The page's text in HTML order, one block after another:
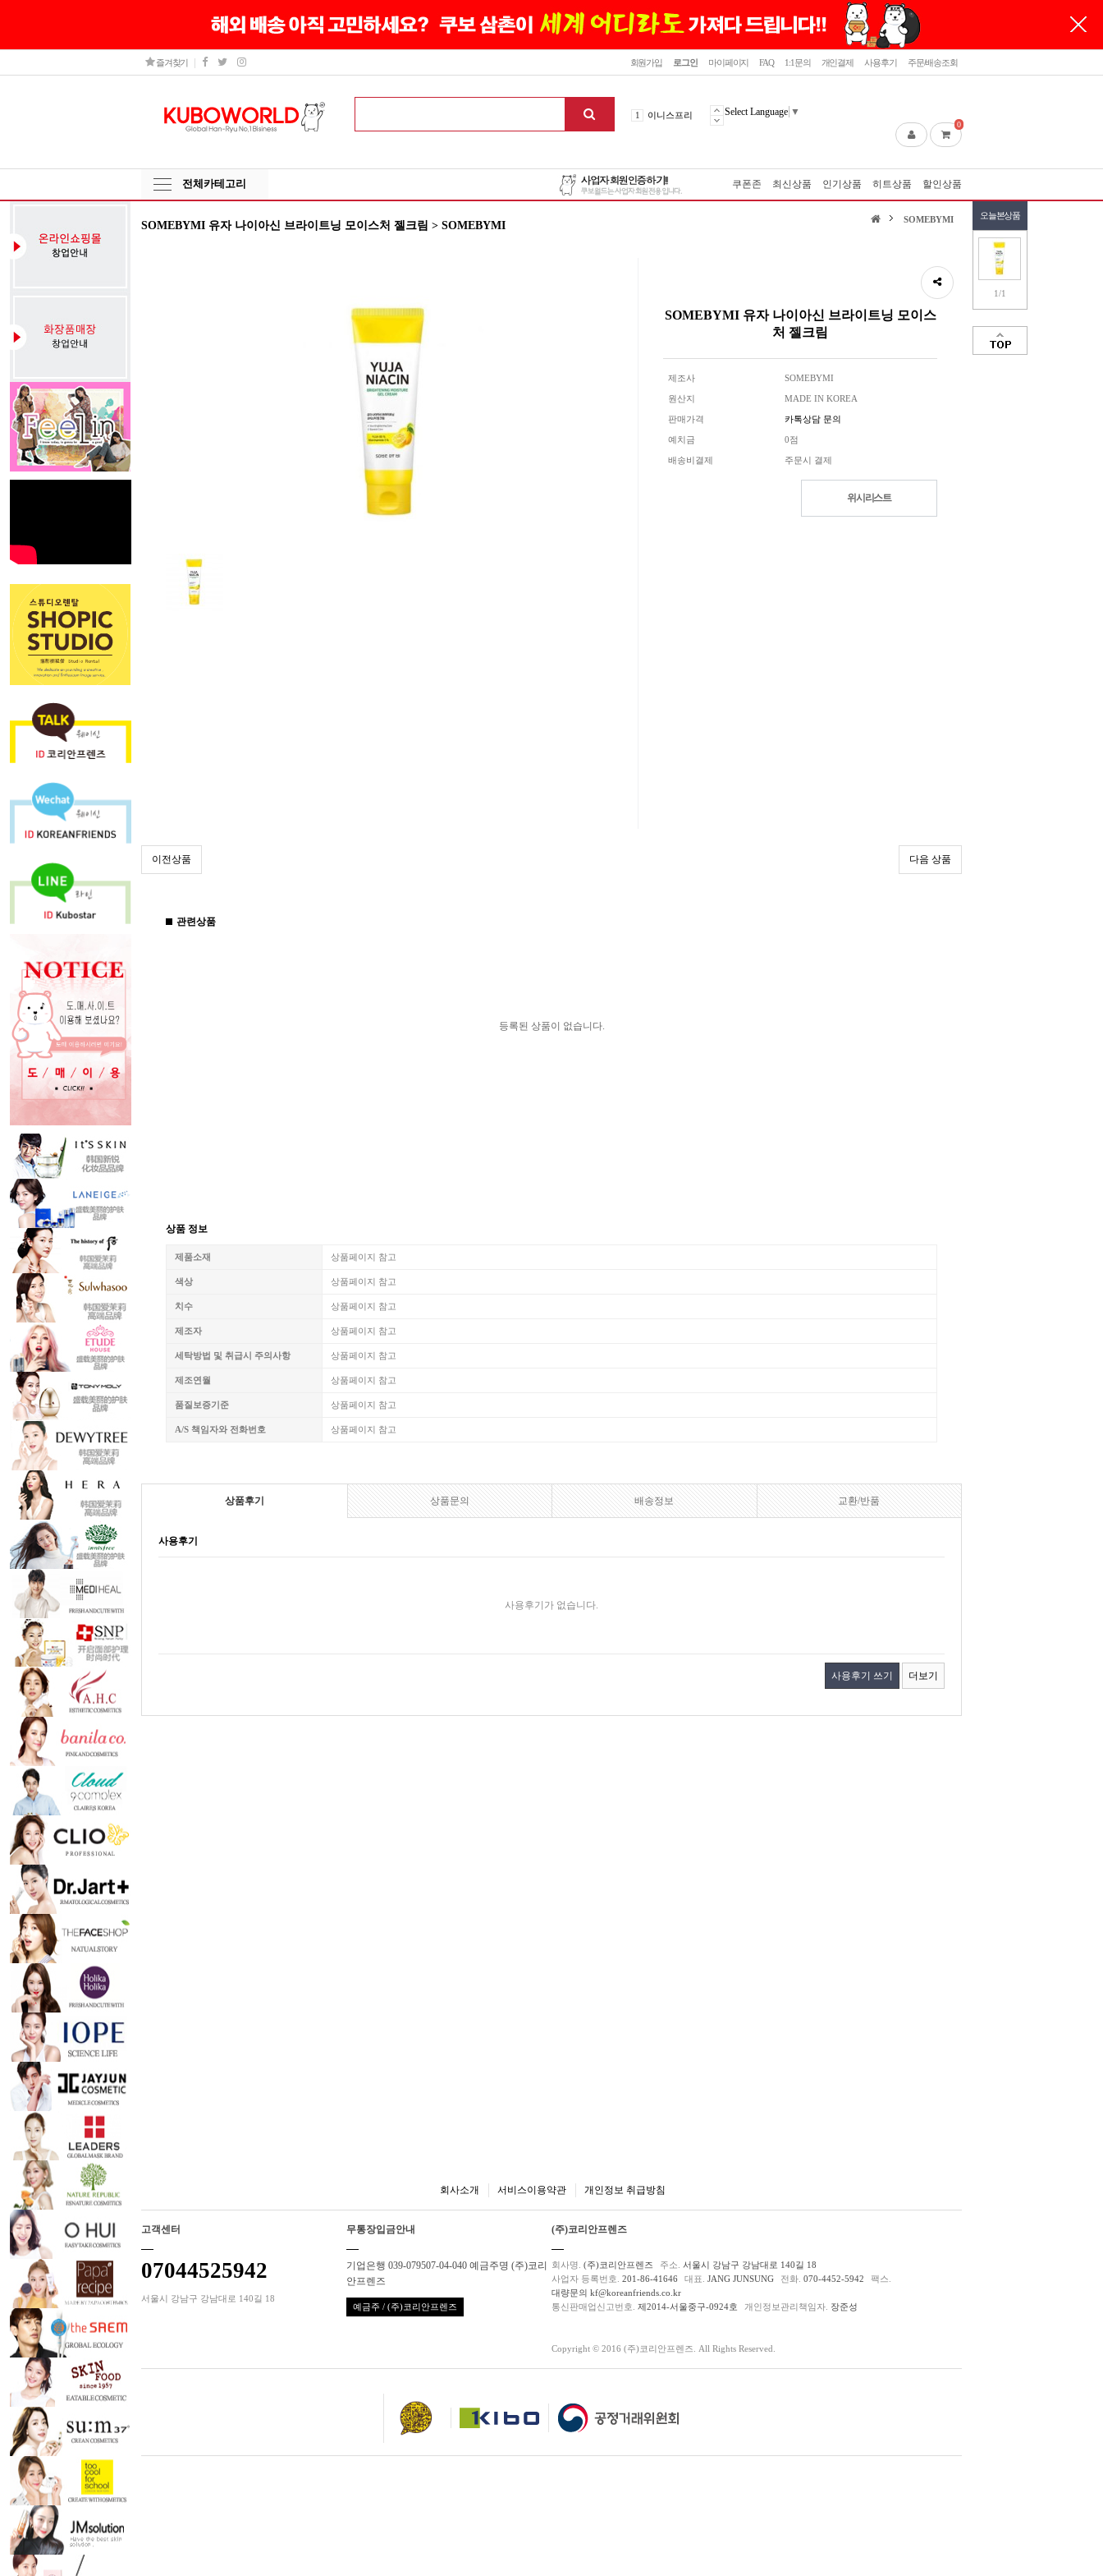
닫기
회원가입 로그인 마이페이지 FAQ 1:1문의 개인결제 사용후기 주문/배송조회
즐겨찾기
4 메디힐
5 라네즈
이니스프리
Select Language ▼
0
전체카테고리 쿠폰존 최신상품 인기상품 히트상품 할인상품
SOMEBYMI 유자 나이아신 브라이트닝 모이스처 젤크림 > SOMEBYMI
오늘본상품
1/1
SOMEBYMI
SOMEBYMI 유자 나이아신 브라이트닝 모이스
처 젤크림
제조사 SOMEBYMI
원산지 MADE IN KOREA
판매가격 카톡상담 문의
예치금 0점
배송비결제 주문시 결제
위시리스트
이전상품 다음 상품
관련상품
등록된 상품이 없습니다.
상품 정보
제품소재 상품페이지 참고
색상 상품페이지 참고
치수 상품페이지 참고
제조자 상품페이지 참고
세탁방법 및 취급시 주의사항 상품페이지 참고
제조연월 상품페이지 참고
품질보증기준 상품페이지 참고
A/S 책임자와 전화번호 상품페이지 참고
상품후기 상품문의 배송정보 교환/반품
사용후기
사용후기가 없습니다.
사용후기 쓰기 더보기
회사소개 서비스이용약관 개인정보 취급방침
고객센터
07044525942
서울시 강남구 강남대로 140길 18
무통장입금안내
기업은행 039-079507-04-040 예금주명 (주)코리
안프렌즈
예금주 / (주)코리안프렌즈
(주)코리안프렌즈
회사명. (주)코리안프렌즈 주소. 서울시 강남구 강남대로 140길 18
사업자 등록번호. 201-86-41646 대표. JANG JUNSUNG 전화. 070-4452-5942
팩스.
대량문의 kf@koreanfriends.co.kr
통신판매업신고번호. 제2014-서울중구-0924호 개인정보관리책임자. 장준성
Copyright © 2016 (주)코리안프렌즈. All Rights Reserved.